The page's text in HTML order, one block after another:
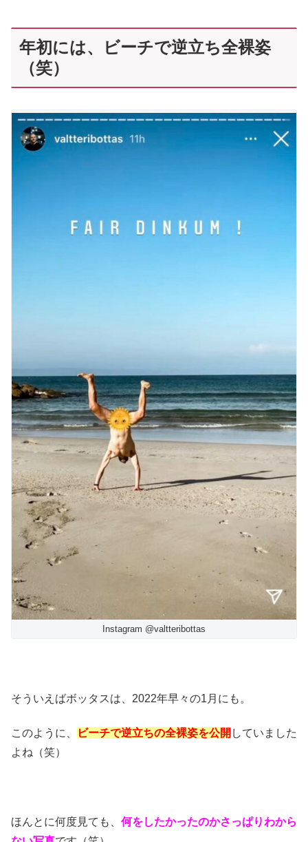
年初には、ビーチで逆立ち全裸姿
（笑）
Instagram @valtteribottas
そういえばボッタスは、2022年早々の1月にも。
このように、 ビーチで逆立ちの全裸姿を公開 していました
よね（笑）
ほんとに何度見ても、 何をしたかったのかさっぱりわから